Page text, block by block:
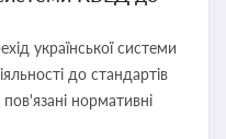
української системи
до стандартів
нормативні